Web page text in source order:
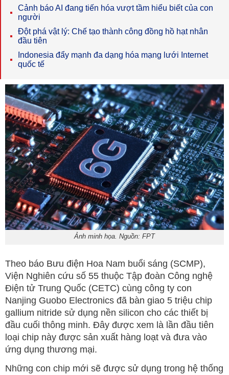
Cảnh báo AI đang tiến hóa vượt tầm hiểu biết của con
người
Đột phá vật lý: Chế tạo thành công đồng hồ hạt nhân
đầu tiên
Indonesia đẩy mạnh đa dạng hóa mạng lưới Internet
quốc tế
Ảnh minh họa. Nguồn: FPT
Theo báo Bưu điện Hoa Nam buổi sáng (SCMP),
Viện Nghiên cứu số 55 thuộc Tập đoàn Công nghệ
Điện tử Trung Quốc (CETC) cùng công ty con
Nanjing Guobo Electronics đã bàn giao 5 triệu chip
gallium nitride sử dụng nền silicon cho các thiết bị
đầu cuối thông minh. Đây được xem là lần đầu tiên
loại chip này được sản xuất hàng loạt và đưa vào
ứng dụng thương mại.
Những con chip mới sẽ được sử dụng trong hệ thống